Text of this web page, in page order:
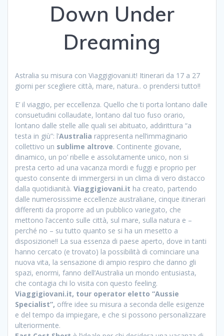
Down Under
Dreaming
Astralia su misura con Viaggigiovani.it! Itinerari da 17 a 27
giorni per scegliere città, mare, natura.. o prendersi tutto!!
E’ il viaggio, per eccellenza. Quello che ti porta lontano dalle
consuetudini collaudate, lontano dal tuo fuso orario,
lontano dalle stelle alle quali sei abituato, addirittura “a
testa in giù”: l’Australia rappresenta nell’immaginario
collettivo un sublime altrove. Continente giovane,
dinamico, un po’ ribelle e assolutamente unico, non si
presta certo ad una vacanza mordi e fuggi e proprio per
questo consente di immergersi in un clima di vero distacco
dalla quotidianità. Viaggigiovani.it ha creato, partendo
dalle numerosissime eccellenze australiane, cinque itinerari
differenti da proporre ad un pubblico variegato, che
mettono l’accento sulle città, sul mare, sulla natura e –
perché no – su tutto quanto se si ha un mesetto a
disposizione!! La sua essenza di paese aperto, dove in tanti
hanno cercato (e trovato) la possibilità di cominciare una
nuova vita, la sensazione di ampio respiro che danno gli
spazi, enormi, fanno dell’Australia un mondo entusiasta,
che contagia chi lo visita con questo feeling.
Viaggigiovani.it, tour operator eletto “Aussie
Specialist”, offre idee su misura a seconda delle esigenze
e del tempo da impiegare, e che si possono personalizzare
ulteriormente.